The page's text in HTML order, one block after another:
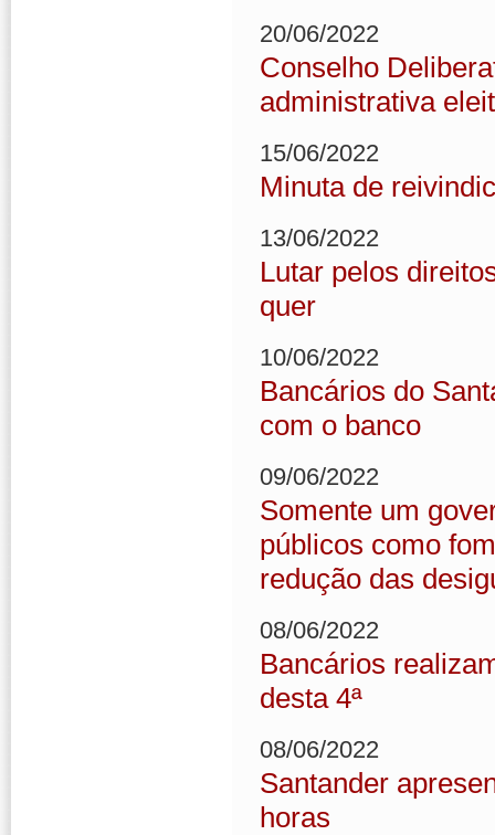
20/06/2022
Conselho
administrativa
15/06/2022
Minuta de
13/06/2022
Lutar pelos
quer
10/06/2022
Bancários do
com o banco
09/06/2022
Somente um
públicos como
redução das
08/06/2022
Bancários
desta 4ª
08/06/2022
Santander
horas